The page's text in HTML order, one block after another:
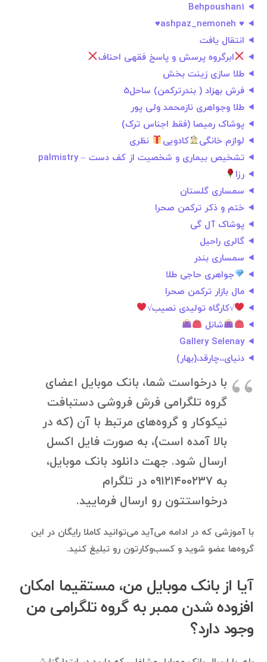
Behpoushan1
♥️ ashpaz_nemoneh♥️
انتقال یافت
ابرگروه پرسش و پاسخ فقهی احناف
طلا سازی زینت بخش
فرش بهزاد ( بندرترکمن) ساحل5
طلا وجواهری نازمحمد ولی پور
پوشاک رمیصا (فقط اجناس ترک)
لوازم خانگی
کادویی
نظری
تشخیص بیماری و شخصیت از کف دست – palmistry
رزا
سمساری گلستان
ختم و ذکر ترکمن صحرا
پوشاک آل گی
گالری راحیل
سمساری بندر
جواهری حاجی طلا
مال بازار ترکمن صحرا
√کارگاه تولیدی نصیب√
شانل
Gallery Selenay
دنیای،،چارقد،(بهار)
با درخواست شما، بانک موبایل اعضای
گروه تلگرامی فرش فروشی دستبافت
نیکوکار و گروه‌های مرتبط با آن (که در
بالا آمده است)، به صورت فایل اکسل
ارسال شود. جهت دانلود بانک موبایل،
به ۰۹۱۲۱۴۰۰۲۳۷ در تلگرام
درخواستتون رو ارسال فرمایید.
با آموزشی که در ادامه می‌آید می‌توانید کاملا رایگان در این
گروه‌ها عضو شوید و کسب‌وکارتون رو تبلیغ کنید.
آیا از بانک موبایل من، مستقیما امکان
افزوده شدن ممبر به گروه تلگرامی من
وجود دارد؟